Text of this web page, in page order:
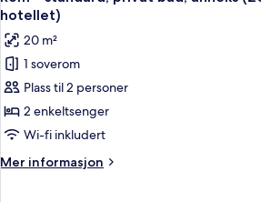
bad,
(200
meters
fra
hotellet)
alle
bildene
av
Rom
–
standard,
privat
bad,
anneks
hotellet)
20 m²
1 soverom
Plass til 2 personer
2 enkeltsenger
Wi-fi inkludert
Mer informasjon
Mer